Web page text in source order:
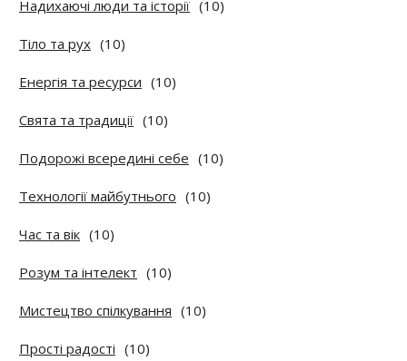
Надихаючі люди та історії (10)
Тіло та рух (10)
Енергія та ресурси (10)
Свята та традиції (10)
Подорожі всередині себе (10)
Технології майбутнього (10)
Час та вік (10)
Розум та інтелект (10)
Мистецтво спілкування (10)
Прості радості (10)